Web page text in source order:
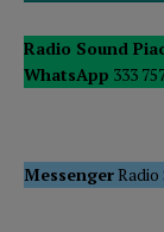
Radio Sound
WhatsApp 333
MessengerRadio